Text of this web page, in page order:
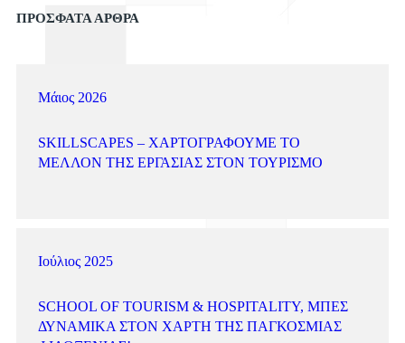
ΠΡΟΣΦΑΤΑ ΑΡΘΡΑ
Μάιος 2026
SKILLSCAPES – ΧΑΡΤΟΓΡΑΦΟΎΜΕ ΤΟ
ΜΈΛΛΟΝ ΤΗΣ ΕΡΓΑΣΊΑΣ ΣΤΟΝ ΤΟΥΡΙΣΜΌ
Ιούλιος 2025
SCHOOL OF TOURISM & HOSPITALITY, ΜΠΕΣ
ΔΥΝΑΜΙΚΆ ΣΤΟΝ ΧΆΡΤΗ ΤΗΣ ΠΑΓΚΌΣΜΙΑΣ